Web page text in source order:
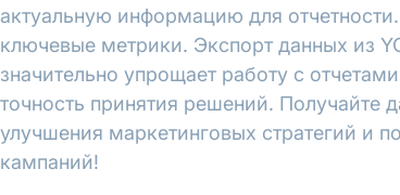
актуальную информацию для
ключевые метрики. Экспорт данных из
значительно упрощает работу с
точность принятия решений. Получайте
улучшения маркетинговых стратегий и
кампаний!